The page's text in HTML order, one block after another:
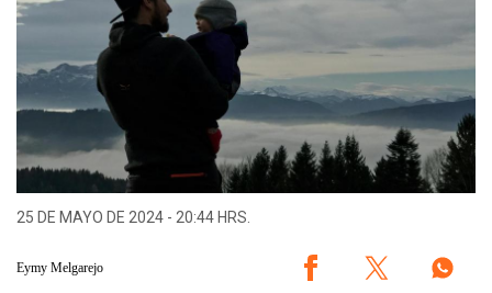
25 DE MAYO DE 2024 - 20:44 HRS.
Eymy Melgarejo